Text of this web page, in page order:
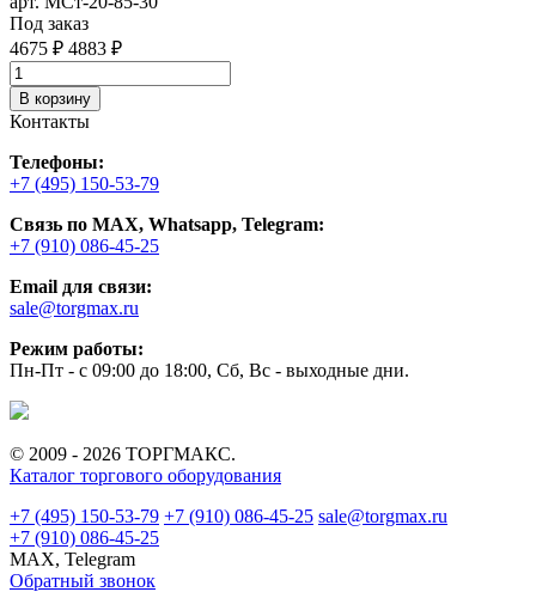
Под заказ
4675 ₽ 4883 ₽
В корзину
Контакты
Телефоны:
+7 (495) 150-53-79
Связь по MAX, Whatsapp, Telegram:
+7 (910) 086-45-25
Email для связи:
sale@torgmax.ru
Режим работы:
Пн-Пт - с 09:00 до 18:00, Сб, Вс - выходные дни.
© 2009 - 2026 ТОРГМАКС.
Каталог торгового оборудования
+7 (495) 150-53-79 +7 (910) 086-45-25 sale@torgmax.ru
+7 (910) 086-45-25
MAX, Telegram
Обратный звонок